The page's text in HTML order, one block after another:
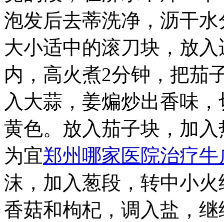
泡发后去蒂洗净，沥干
大小适中的滚刀块，放
内，高火煮2分钟，把茄
入大蒜，姜煸炒出香味
黄色。放入茄子块，加
为宜郑州哪家医院治疗
沫，加入葱段，转中小
香菇和枸杞，调入盐，